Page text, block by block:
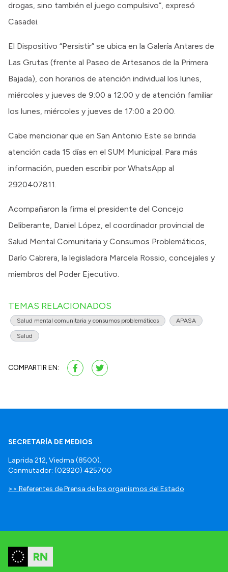
drogas, sino también el juego compulsivo”, expresó
Casadei.
El Dispositivo “Persistir” se ubica en la Galería Antares de
Las Grutas (frente al Paseo de Artesanos de la Primera
Bajada), con horarios de atención individual los lunes,
miércoles y jueves de 9:00 a 12:00 y de atención familiar
los lunes, miércoles y jueves de 17:00 a 20:00.
Cabe mencionar que en San Antonio Este se brinda
atención cada 15 días en el SUM Municipal. Para más
información, pueden escribir por WhatsApp al
2920407811.
Acompañaron la firma el presidente del Concejo
Deliberante, Daniel López, el coordinador provincial de
Salud Mental Comunitaria y Consumos Problemáticos,
Darío Cabrera, la legisladora Marcela Rossio, concejales y
miembros del Poder Ejecutivo.
TEMAS RELACIONADOS
Salud mental comunitaria y consumos problemáticos APASA
Salud
COMPARTIR EN:
SECRETARÍA DE MEDIOS
Laprida 212, Viedma (8500).
Conmutador: (02920) 425700
>> Referentes de Prensa de los organismos del Estado